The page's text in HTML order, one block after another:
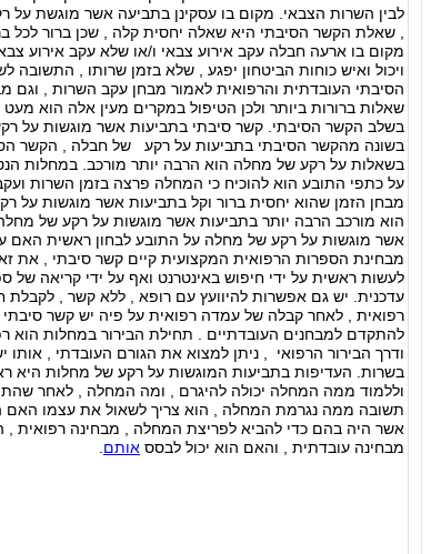
לבין השרות הצבאי. מקום בו עסקינן בתביעה אשר מוגשת על
, שאלת הקשר הסיבתי היא שאלה יחסית קלה , שכן ברור לכל
מקום בו ארעה חבלה עקב אירוע צבאי ו/או שלא עקב אירוע
ויכול ואיש כוחות הביטחון יפגע , שלא בזמן שרותו , התשובה
הסיבתי העובדתית והרפואית לאמור מבחן עקב השרות , וגם
שאלות ברורות ביותר ולכן הטיפול במקרים מעין אלה הוא מעט
בשלב הקשר הסיבתי. קשר סיבתי בתביעות אשר מוגשות על
בשונה מהקשר הסיבתי בתביעות על רקע של חבלה , הקשר
בשאלות על רקע של מחלה הוא הרבה יותר מורכב. במחלות
על כתפי התובע הוא להוכיח כי המחלה פרצה בזמן השרות
מבחן הזמן שהוא יחסית ברור וקל בתביעות אשר מוגשות על
הוא מורכב הרבה יותר בתביעות אשר מוגשות על רקע של
אשר מוגשות על רקע של מחלה על התובע לבחון ראשית האם
מבחינת הספרות הרפואית המקצועית קיים קשר סיבתי , את
לעשות ראשית על ידי חיפוש באינטרנט ואף על ידי קריאה של
עדכנית. יש גם אפשרות להיוועץ עם רופא , ללא קשר , לקבלת
רפואית , לאחר קבלה של עמדה רפואית על פיה יש קשר
להתקדם למבחנים העובדתיים . תחילת הבירור במחלות הוא
ודרך הבירור הרפואי , ניתן למצוא את הגורם העובדתי , אותו
בשרות. העדיפות בתביעות המוגשות על רקע של מחלות היא
וללמוד ממה המחלה יכולה להיגרם , ומה המחלה , לאחר
תשובה ממה נגרמת המחלה , הוא צריך לשאול את עצמו האם
אשר היה בהם כדי להביא לפריצת המחלה , מבחינה רפואית ,
מבחינה עובדתית , והאם הוא יכול לבסס אותם